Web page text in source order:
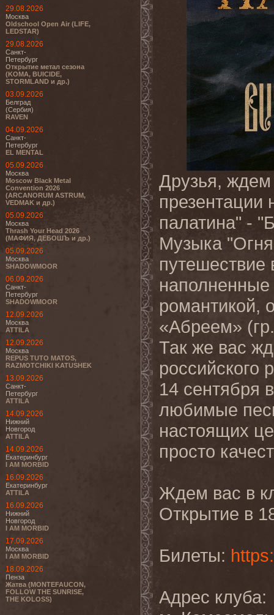
29.08.2026
Москва
Oldschool Open Air (LIFE,
LEDSTAR)
29.08.2026
Санкт-
Петербург
Открытие метал сезона
(KOMA, BUICIDE,
STORMLAND и др.)
03.09.2026
Белград
(Сербия)
RAVEN
04.09.2026
Санкт-
Петербург
EL MENTAL
05.09.2026
Москва
Moscow Black Metal
Convention 2026
(ARCANORUM ASTRUM,
VEDMAK и др.)
05.09.2026
Москва
Thrash Your Head 2026
(МАФИЯ, ДЕБОШЪ и др.)
05.09.2026
Москва
SHADOWMOOR
06.09.2026
Санкт-
Петербург
SHADOWMOOR
12.09.2026
Москва
ATTILA
12.09.2026
Москва
REPUS TUTO MATOS,
RAZMOTCHIKI KATUSHEK
13.09.2026
Санкт-
Петербург
ATTILA
14.09.2026
Нижний
Новгород
ATTILA
14.09.2026
Екатеринбург
I AM MORBID
16.09.2026
Екатеринбург
ATTILA
16.09.2026
Нижний
Новгород
I AM MORBID
17.09.2026
Москва
I AM MORBID
18.09.2026
Пенза
Жатва (MONTEFAUCON,
FOLLOW THE SUNRISE,
THE KOLOSS)
Друзья, ждем
презентации
палатина" -
Музыка
наполненные
романтикой,
«Абреем»
Так же вас
российского
14 сентября
любимые
настоящих
просто
Ждем вас в
Открытие в
Билеты:
Адрес клуба: